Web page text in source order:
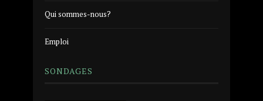
Qui sommes-nous?
Emploi
SONDAGES